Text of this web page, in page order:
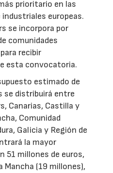
prioritario en las
europeas.
se incorpora por
comunidades
recibir
esta convocatoria.
estimado de
se distribuirá entre
Canarias, Castilla y
Comunidad
Galicia y Región de
la mayor
51 millones de euros,
Mancha (19 millones),